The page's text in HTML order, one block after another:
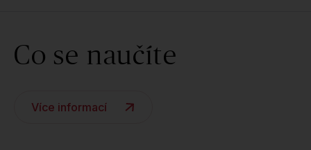
Co se naučíte
Více informací